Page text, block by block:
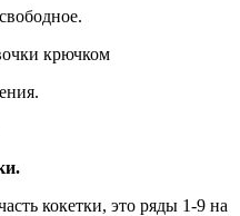
крючком
кокетки, это ряды 1-9 на